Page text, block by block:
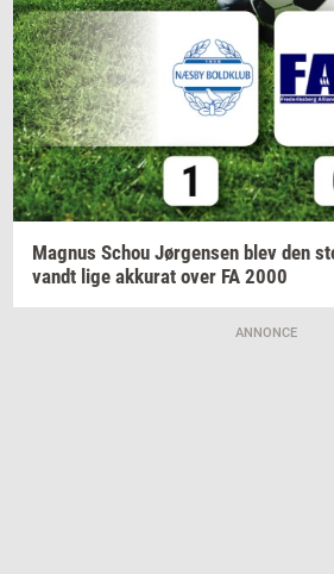
Magnus Schou Jør­gen­sen blev den
vandt lige ak­ku­rat over FA 2000
ANNONCE